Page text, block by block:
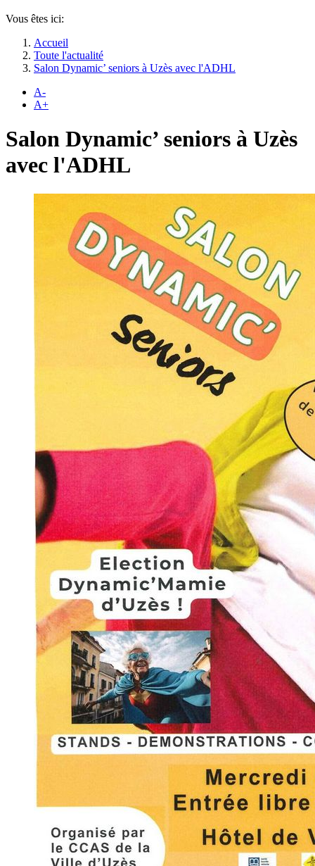
Vous êtes ici:
Accueil
Toute l'actualité
Salon Dynamic’ seniors à Uzès avec l'ADHL
A-
A+
Salon Dynamic’ seniors à Uzès
avec l'ADHL